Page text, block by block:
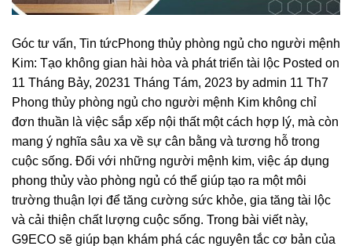
Góc tư vấn, Tin tứcPhong thủy phòng ngủ cho người mệnh
Kim: Tạo không gian hài hòa và phát triển tài lộc Posted on
11 Tháng Bảy, 20231 Tháng Tám, 2023 by admin 11 Th7
Phong thủy phòng ngủ cho người mệnh Kim không chỉ
đơn thuần là việc sắp xếp nội thất một cách hợp lý, mà còn
mang ý nghĩa sâu xa về sự cân bằng và tương hỗ trong
cuộc sống. Đối với những người mệnh kim, việc áp dụng
phong thủy vào phòng ngủ có thể giúp tạo ra một môi
trường thuận lợi để tăng cường sức khỏe, gia tăng tài lộc
và cải thiện chất lượng cuộc sống. Trong bài viết này,
G9ECO sẽ giúp bạn khám phá các nguyên tắc cơ bản của